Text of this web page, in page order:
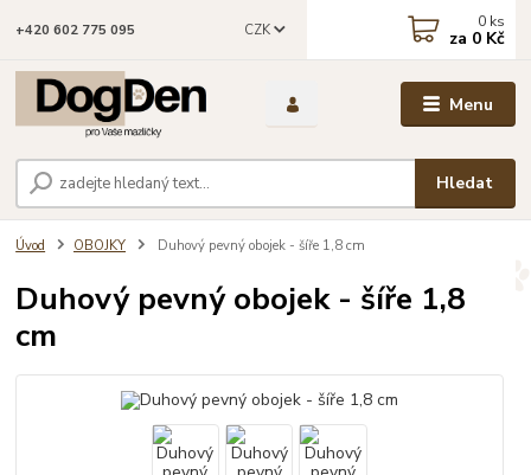
Menu
CZK
Hledat
+420 602 775 095 0 ks
za 0 Kč
Úvod OBOJKY Duhový pevný obojek - šíře 1,8 cm
Duhový pevný obojek - šíře 1,8
cm